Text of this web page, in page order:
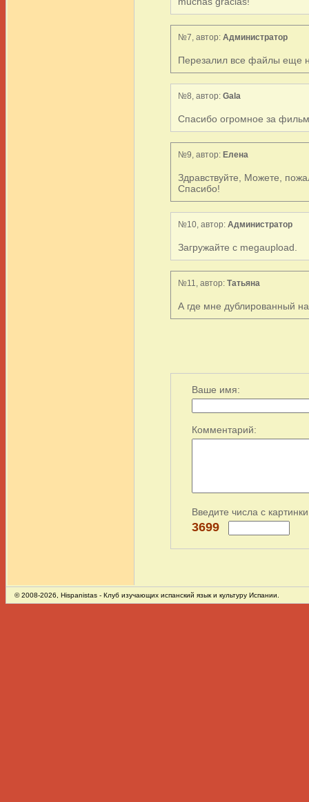
№7, автор: Администратор
Перезалил все файлы еще
№8, автор: Gala
Спасибо огромное за
№9, автор: Елена
Здравствуйте, Можете,
Спасибо!
№10, автор: Администратор
Загружайте с megaupload.
№11, автор: Татьяна
А где мне дублированный
Ваше имя:
Комментарий:
Введите числа с
3699
© 2008-2026, Hispanistas - Клуб изучающих испанский язык и культуру Испании.